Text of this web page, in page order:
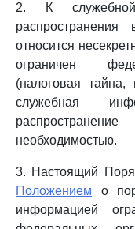
2. К служебной
относится
ограничен
(налоговая
служебная
необходимостью.
3. Настоящий
Положением о
информацией